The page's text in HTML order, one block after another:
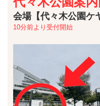
会場【代々木公園ケ
10分前より受付開始